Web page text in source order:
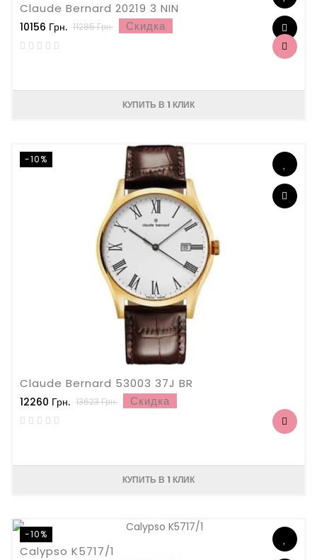
Claude Bernard 20219 3 NIN
10156 Грн. 11285 Грн. Скидка
КУПИТЬ В 1 КЛИК
-10%
Claude Bernard 53003 37J BR
12260 Грн. 13623 Грн. Скидка
КУПИТЬ В 1 КЛИК
-10%
Calypso K5717/1